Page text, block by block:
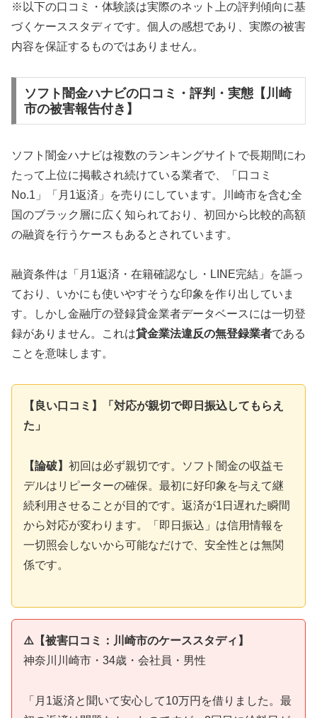
※以下の口コミ・体験談は実際のネット上の評判傾向に基
づくケーススタディです。個人の感想であり、実際の被害
内容を保証するものではありません。
ソフト闇金ハナビの口コミ・評判・実態【川崎
市の被害報告付き】
ソフト闇金ハナビは複数のランキングサイトで長期間にわ
たって上位に掲載され続けている業者で、「口コミ
No.1」「月1返済」を売りにしています。川崎市を含む全
国のブラック層に広く知られており、初回から比較的高額
の融資を行うケースもあるとされています。
融資条件は「月1返済・在籍確認なし・LINE完結」を謳っ
ており、いかにも使いやすそうな印象を作り出していま
す。しかし金融庁の登録貸金業者データベースには一切登
録がありません。これは貸金業法違反の無登録業者である
ことを意味します。
【良い口コミ】「対応が親切で即日振込してもらえ
た」
【論破】 初回は必ず親切です。ソフト闇金の収益モ
デルはリピーターの確保。最初に好印象を与えて継
続利用させることが目的です。返済が1日遅れた瞬間
から対応が変わります。「即日振込」は信用情報を
一切照会しないから可能なだけで、安全性とは無関
係です。
⚠️【被害口コミ：川崎市のケーススタディ】
神奈川川崎市・34歳・会社員・男性
「月1返済と聞いて安心して10万円を借りました。最